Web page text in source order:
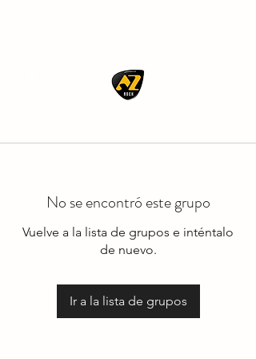
No se encontró este grupo
Vuelve a la lista de grupos e inténtalo
de nuevo.
Ir a la lista de grupos